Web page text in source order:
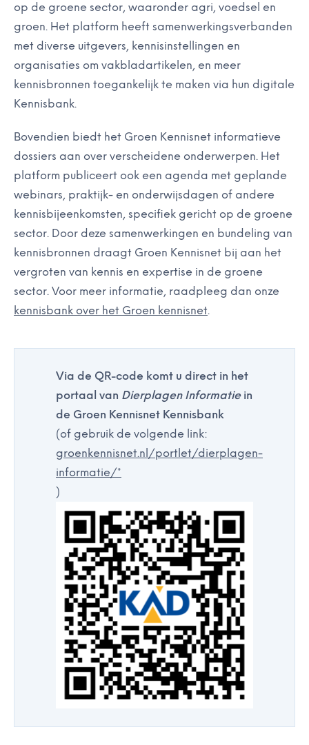
op de groene sector, waaronder agri, voedsel en
groen. Het platform heeft samenwerkingsverbanden
met diverse uitgevers, kennisinstellingen en
organisaties om vakbladartikelen, en meer
kennisbronnen toegankelijk te maken via hun digitale
Kennisbank.
Bovendien biedt het Groen Kennisnet informatieve
dossiers aan over verscheidene onderwerpen. Het
platform publiceert ook een agenda met geplande
webinars, praktijk- en onderwijsdagen of andere
kennisbijeenkomsten, specifiek gericht op de groene
sector. Door deze samenwerkingen en bundeling van
kennisbronnen draagt Groen Kennisnet bij aan het
vergroten van kennis en expertise in de groene
sector. Voor meer informatie, raadpleeg dan onze
kennisbank over het Groen kennisnet.
Via de QR-code komt u direct in het
portaal van Dierplagen Informatiein
de Groen Kennisnet Kennisbank
(of gebruik de volgende link:
groenkennisnet.nl/portlet/dierplagen-
informatie/*
)